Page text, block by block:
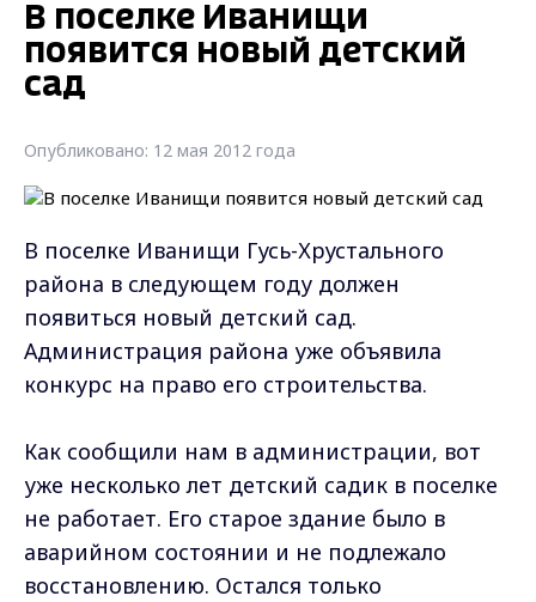
В поселке Иванищи
появится новый детский
сад
Опубликовано: 12 мая 2012 года
В поселке Иванищи Гусь-Хрустального
района в следующем году должен
появиться новый детский сад.
Администрация района уже объявила
конкурс на право его строительства.
Как сообщили нам в администрации, вот
уже несколько лет детский садик в поселке
не работает. Его старое здание было в
аварийном состоянии и не подлежало
восстановлению. Остался только